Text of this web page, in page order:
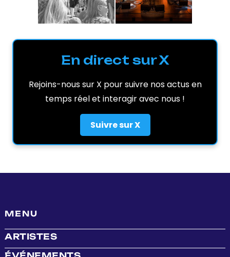
En direct sur X
Rejoins-nous sur X pour suivre nos actus en
temps réel et interagir avec nous !
Suivre sur X
MENU
ARTISTES